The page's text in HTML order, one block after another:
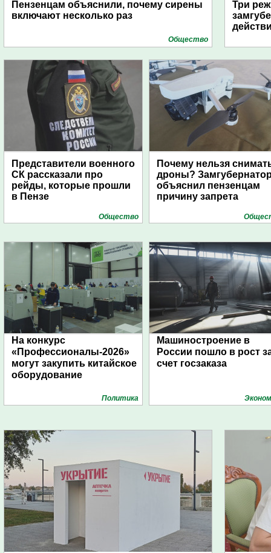
Пензенцам объяснили, почему сирены
включают несколько раз
Общество
Три
Представители военного
СК рассказали про
рейды, которые прошли
в Пензе
Общество
Почему нельзя
дроны?
объяснил пензенцам
причину запрета
На конкурс
«Профессионалы-2026»
могут закупить китайское
оборудование
Политика
Машиностроение в
России пошло в рост
счет госзаказа